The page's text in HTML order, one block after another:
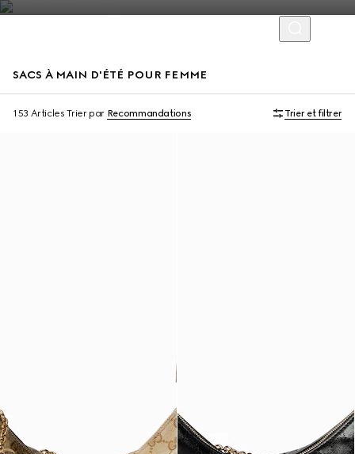
SACS À MAIN D'ÉTÉ POUR FEMME
153 Articles Trier par Recommandations Trier et filtrer
À personnaliser avec vos initiales À personnaliser avec vos initiales